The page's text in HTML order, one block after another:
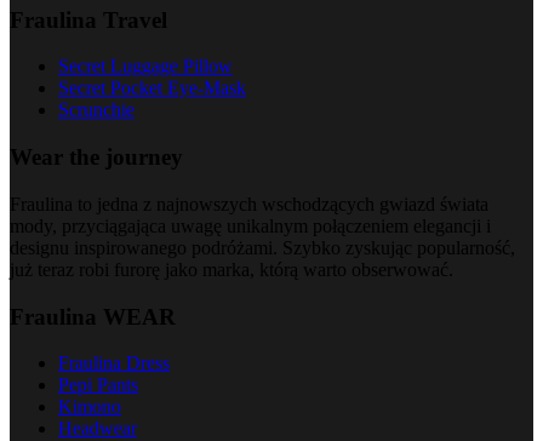
Fraulina Travel
Secret Luggage Pillow
Secret Pocket Eye-Mask
Scrunchie
Wear the journey
Fraulina to jedna z najnowszych wschodzących gwiazd świata
mody, przyciągająca uwagę unikalnym połączeniem elegancji i
designu inspirowanego podróżami. Szybko zyskując popularność,
już teraz robi furorę jako marka, którą warto obserwować.
Fraulina WEAR
Fraulina Dress
Pepi Pants
Kimono
Headwear